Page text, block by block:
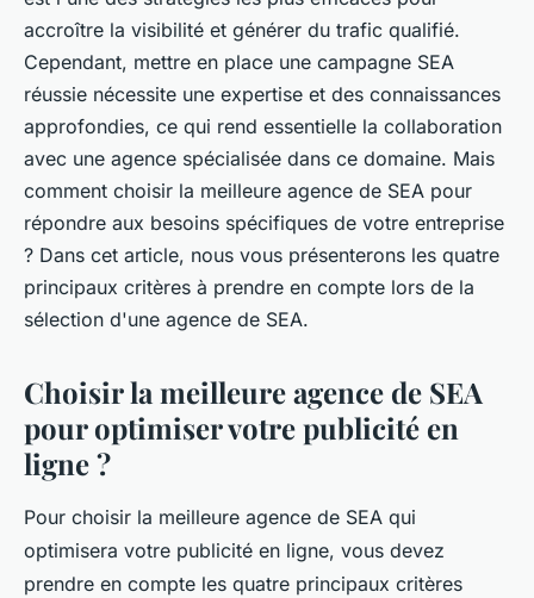
accroître la visibilité et générer du trafic qualifié.
Cependant, mettre en place une campagne SEA
réussie nécessite une expertise et des connaissances
approfondies, ce qui rend essentielle la collaboration
avec une agence spécialisée dans ce domaine. Mais
comment choisir la meilleure agence de SEA pour
répondre aux besoins spécifiques de votre entreprise
? Dans cet article, nous vous présenterons les quatre
principaux critères à prendre en compte lors de la
sélection d'une agence de SEA.
Choisir la meilleure agence de SEA
pour optimiser votre publicité en
ligne ?
Pour choisir la meilleure agence de SEA qui
optimisera votre publicité en ligne, vous devez
prendre en compte les quatre principaux critères